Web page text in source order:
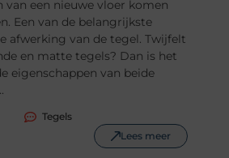
van een nieuwe vloer komen
Een van de belangrijkste
afwerking van de tegel. Twijfelt
en matte tegels? Dan is het
eigenschappen van beide
Tegels
Lees meer